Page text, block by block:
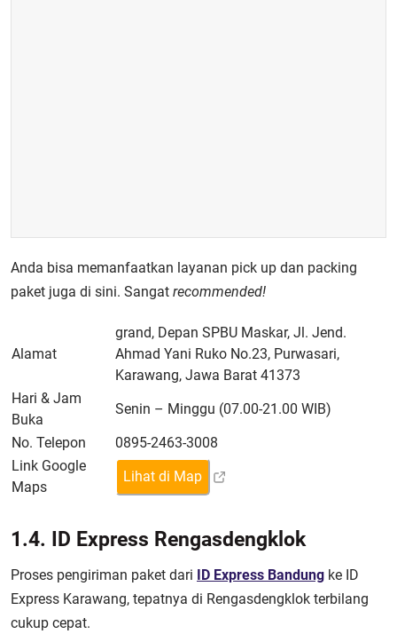
Anda bisa memanfaatkan layanan pick up dan packing
paket juga di sini. Sangat recommended!
Alamat
grand, Depan SPBU Maskar, Jl. Jend.
Ahmad Yani Ruko No.23, Purwasari,
Karawang, Jawa Barat 41373
Hari & Jam
Buka
Senin – Minggu (07.00-21.00 WIB)
No. Telepon
0895-2463-3008
Link Google
Maps
Lihat di Map
1.4. ID Express Rengasdengklok
Proses pengiriman paket dari ID Express Bandung ke ID
Express Karawang, tepatnya di Rengasdengklok terbilang
cukup cepat.